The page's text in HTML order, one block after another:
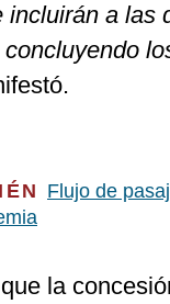
incluirán a las
Flujo de
la